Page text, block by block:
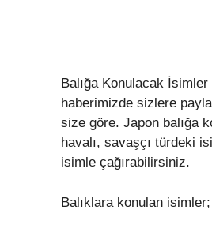
Balığa Konulacak
haberimizde sizlere
size göre. Japon balığa
havalı, savaşçı türdeki
isimle çağırabilirsiniz.
Balıklara konulan isimler;